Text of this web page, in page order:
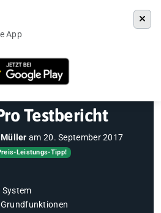
Ulefone S8 Pro Testbericht
Testbericht
am 20. September 2017
Leistungs-Tipp!
App